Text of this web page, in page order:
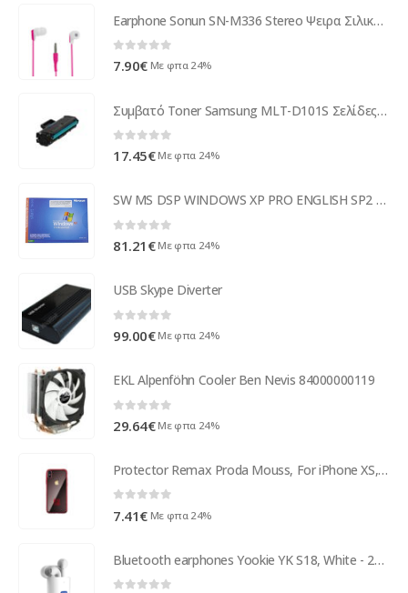
Earphone Sonun SN-M336 Stereo Ψειρα Σιλικονης 3.5mm Ροζ
0out of 5
7.90€ Με φπα 24%
Συμβατό Toner Samsung MLT-D101S Σελίδες 1500 ( 22133 )
0 out of 5
17.45€ Με φπα 24%
SW MS DSP WINDOWS XP PRO ENGLISH SP2 DSP (For Fujitsu Siemens )
0 out of 5
81.21 € Με φπα 24%
USB Skype Diverter
99.00€ Με φπα 24%
EKL Alpenföhn Cooler Ben Nevis 84000000119
29.64€ Με φπα 24%
Protector Remax Proda Mouss, For iPhone XS, TPU, Red - 51553
7.41€ Με φπα 24%
Bluetooth earphones Yookie YK S18, White - 20555